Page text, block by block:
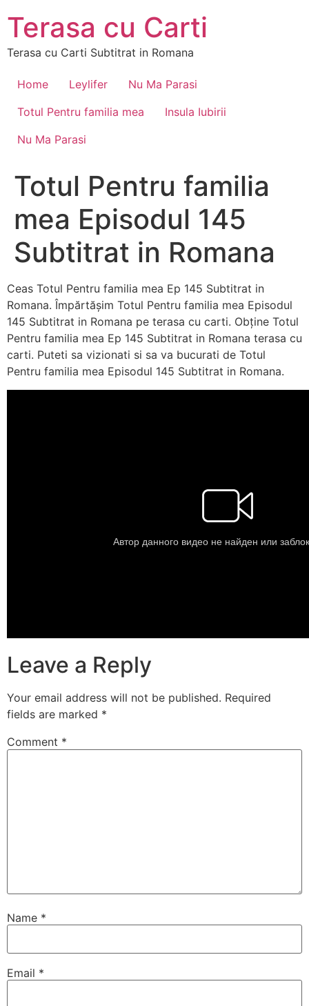
to
content
Terasa cu Carti
Terasa cu Carti Subtitrat in Romana
Home Leylifer
Nu Ma Parasi
Totul Pentru familia mea
Insula Iubirii
Nu Ma Parasi
Totul Pentru familia
mea Episodul 145
Subtitrat in Romana
Ceas Totul Pentru familia mea Ep 145 Subtitrat in
Romana. Împărtășim Totul Pentru familia mea Episodul
145 Subtitrat in Romana pe terasa cu carti. Obține Totul
Pentru familia mea Ep 145 Subtitrat in Romana terasa cu
carti. Puteti sa vizionati si sa va bucurati de Totul
Pentru familia mea Episodul 145 Subtitrat in Romana.
Leave a Reply
Your email address will not be published. Required
fields are marked *
Comment *
Name *
Email *